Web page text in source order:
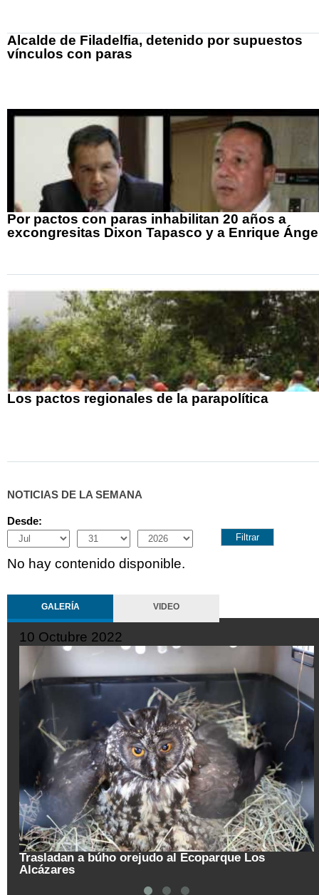
Alcalde de Filadelfia, detenido por supuestos
vínculos con paras
Por pactos con paras inhabilitan 20 años a
excongresitas Dixon Tapasco y a Enrique
Los pactos regionales de la parapolítica
NOTICIAS DE LA SEMANA
Desde:
Month
Day Year
No hay contenido disponible.
GALERÍA VIDEO
10 Octubre 2022
Trasladan a búho orejudo al Ecoparque Los
Alcázares